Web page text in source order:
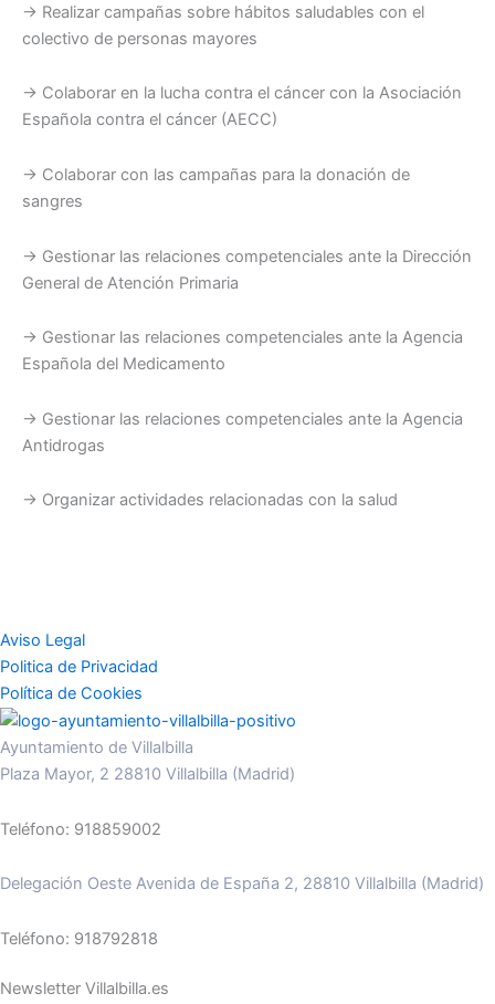
→ Realizar campañas sobre hábitos saludables con el
colectivo de personas mayores
→ Colaborar en la lucha contra el cáncer con la Asociación
Española contra el cáncer (AECC)
→ Colaborar con las campañas para la donación de
sangres
→ Gestionar las relaciones competenciales ante la Dirección
General de Atención Primaria
→ Gestionar las relaciones competenciales ante la Agencia
Española del Medicamento
→ Gestionar las relaciones competenciales ante la Agencia
Antidrogas
→ Organizar actividades relacionadas con la salud
Aviso Legal
Politica de Privacidad
Política de Cookies
Ayuntamiento de Villalbilla
Plaza Mayor, 2 28810 Villalbilla (Madrid)
Teléfono: 918859002
Delegación Oeste Avenida de España 2, 28810 Villalbilla (Madrid)
Teléfono: 918792818
Newsletter Villalbilla.es